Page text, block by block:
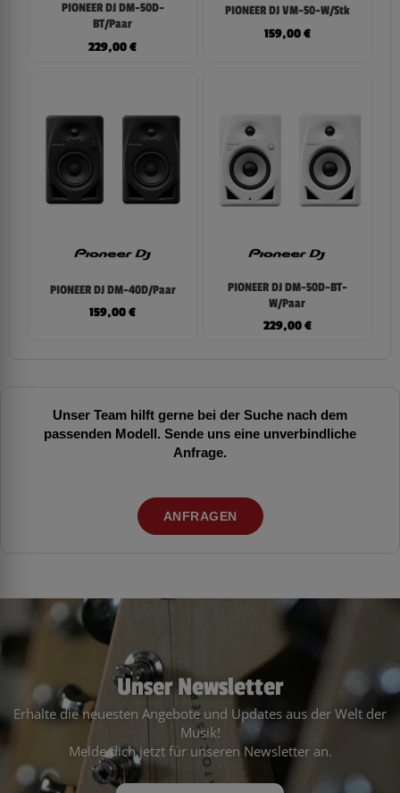
PIONEER DJ DM-50D-
BT/Paar
229,00€
PIONEER DJ VM-50-W/Stk
159,00€
PIONEER DJ DM-40D/Paar
159,00€
PIONEER DJ DM-50D-BT-
W/Paar
229,00€
Unser Team hilft gerne bei der Suche nach dem
passenden Modell. Sende uns eine unverbindliche
Anfrage.
ANFRAGEN
Unser Newsletter
Erhalte die neuesten Angebote und Updates aus der Welt der
Musik!
Melde dich jetzt für unseren Newsletter an.